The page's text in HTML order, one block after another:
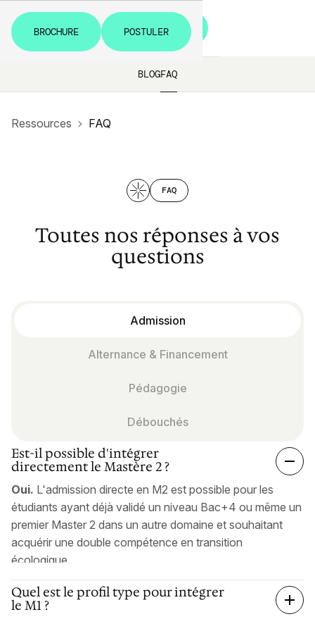
B
B
R
R
O
O
C
C
H
H
U
U
R
R
E
E
P
P
O
O
S
S
T
T
U
U
L
L
E
E
R
R
MENU
BLOGFAQ
Ressources FAQ
FAQ
Toutes nos réponses à vos
questions
Admission
Alternance & Financement
Pédagogie
Débouchés
Est-il possible d'intégrer
directement le Mastère 2 ?
Oui. L'admission directe en M2 est possible pour les
étudiants ayant déjà validé un niveau Bac+4 ou même un
premier Master 2 dans un autre domaine et souhaitant
acquérir une double compétence en transition
écologique.
Quel est le profil type pour intégrer
le M1 ?